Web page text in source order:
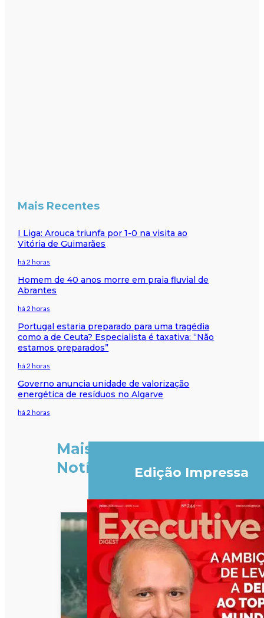
Mais Recentes
I Liga: Arouca triunfa por 1-0 na visita ao
Vitória de Guimarães
há 2 horas
Homem de 40 anos morre em praia fluvial de
Abrantes
há 2 horas
Portugal estaria preparado para uma tragédia
como a de Ceuta? Especialista é taxativa: “Não
estamos preparados”
há 2 horas
Governo anuncia unidade de valorização
energética de resíduos no Algarve
há 2 horas
Mais
Notícias
Edição Impressa